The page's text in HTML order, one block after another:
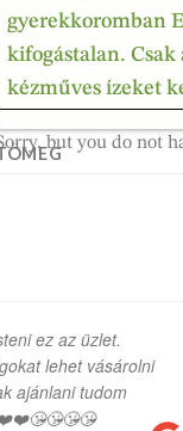
gyerekkoromban
kifogástalan.
kézműves ízeket
but you do not
ez az üzlet.
lehet vásárolni
ajánlani tudom